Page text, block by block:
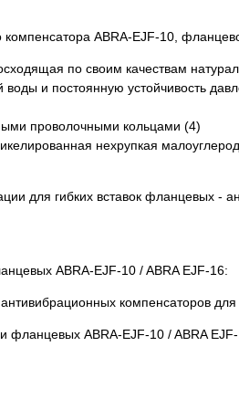
ABRA-EJF-10,
по своим качествам
и постоянную устойчивость
проволочными кольцами (4)
нехрупкая
ABRA-EJF-10 / ABRA EJF-16:
фланцевых ABRA-EJF-10 / ABRA